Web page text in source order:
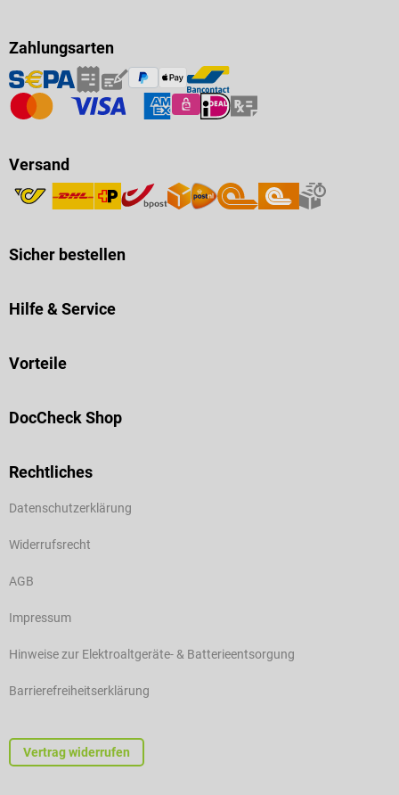
Zahlungsarten
Versand
Sicher bestellen
Hilfe & Service
Vorteile
DocCheck Shop
Rechtliches
Datenschutzerklärung
Widerrufsrecht
AGB
Impressum
Hinweise zur Elektroaltgeräte- & Batterieentsorgung
Barrierefreiheitserklärung
Vertrag widerrufen